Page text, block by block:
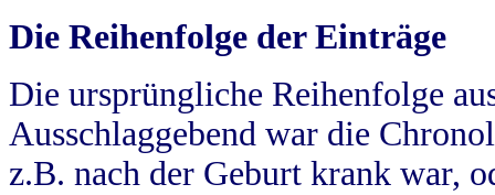
Die Reihenfolge der Einträge
Die ursprüngliche Reihenfolge
Ausschlaggebend war die
z.B. nach der Geburt krank war,